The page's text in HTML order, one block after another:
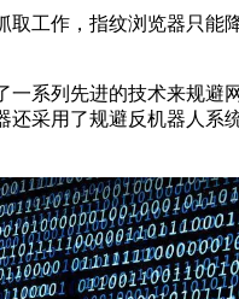
作，指纹浏览器只能
列先进的技术来规避
采用了规避反机器人